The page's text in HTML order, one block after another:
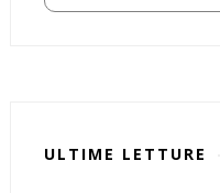
ULTIME LETTURE